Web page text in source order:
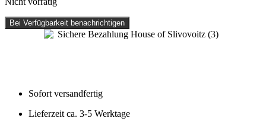
Bei Verfügbarkeit benachrichtigen
Sofort versandfertig
Lieferzeit ca. 3-5 Werktage